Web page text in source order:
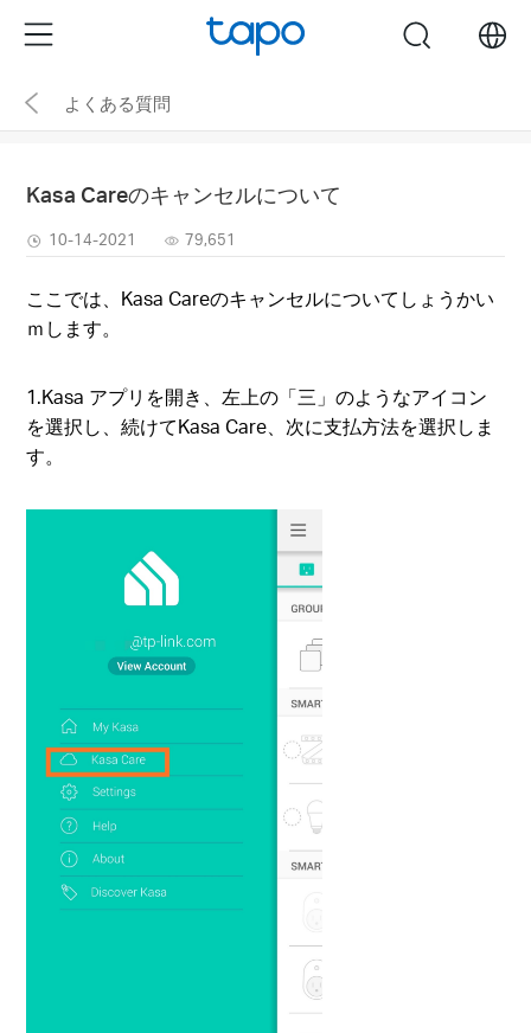
the
navigation
Menu search
よくある質問
Kasa Careのキャンセルについて
10-14-2021 79,651
ここでは、Kasa Careのキャンセルについてしょうかい
ｍします。
1.Kasa アプリを開き、左上の「三」のようなアイコン
を選択し、続けてKasa Care、次に支払方法を選択しま
す。